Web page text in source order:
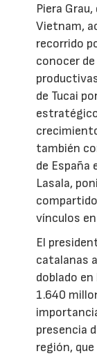
Piera
Vietnam,
recorrido
conocer
de Tucai
también
de España
Lasala,
vínculos
El
catalanas
doblado
1.640
presencia
región,